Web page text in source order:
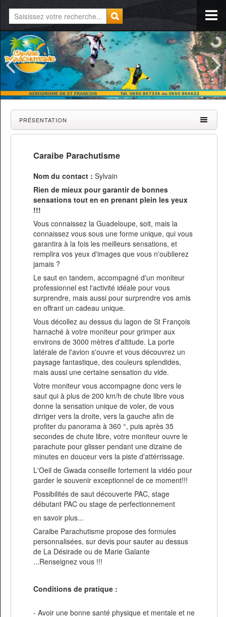
PRÉSENTATION
Caraibe Parachutisme
Nom du contact : Sylvain
Rien de mieux pour garantir de bonnes
sensations tout en en prenant plein les yeux
!!!
Vous connaissez la Guadeloupe, soit, mais la
connaissez vous sous une forme unique, qui vous
garantira à la fois les meilleurs sensations, et
remplira vos yeux d'images que vous n'oublierez
jamais ?
Le saut en tandem, accompagné d'un moniteur
professionnel est l'activité idéale pour vous
surprendre, mais aussi pour surprendre vos amis
en offrant un cadeau unique.
Vous décollez au dessus du lagon de St François
harnaché à votre moniteur pour grimper aux
environs de 3000 mètres d'altitude. La porte
latérale de l'avion s'ouvre et vous découvrez un
paysage fantastique, des couleurs splendides,
mais aussi une certaine sensation du vide.
Votre moniteur vous accompagne donc vers le
saut qui à plus de 200 km/h de chute libre vous
donne la sensation unique de voler, de vous
dirriger vers la droite, vers la gauche afin de
profiter du panorama à 360 °, puis après 35
secondes de chute libre, votre moniteur ouvre le
parachute pour glisser pendant une dizaine de
minutes en douceur vers la piste d'attérrissage.
L'Oeil de Gwada conseille fortement la vidéo pour
garder le souvenir exceptionnel de ce moment!!!
Possibilités de saut découverte PAC, stage
débutant PAC ou stage de perfectionnement
en savoir plus...
Caraibe Parachutisme propose des formules
personnalisées, sur devis pour sauter au dessus
de La Désirade ou de Marie Galante
...Renseignez vous !!!
Conditions de pratique :
- Avoir une bonne santé physique et mentale et ne